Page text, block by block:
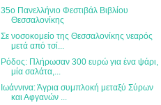
35ο Πανελλήνιο Φεστιβάλ Βιβλίου
Θεσσαλονίκης
Σε νοσοκομείο της Θεσσαλονίκης νεαρός
μετά από τσί...
Ρόδος: Πλήρωσαν 300 ευρώ για ένα ψάρι,
μία σαλάτα,...
Ιωάννινα: Άγρια συμπλοκή μεταξύ Σύρων
και Αφγανών ...